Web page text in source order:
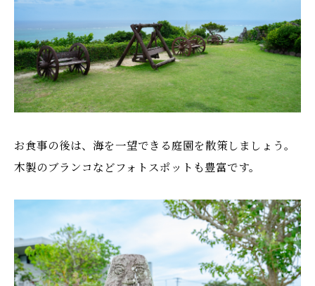
お食事の後は、海を一望できる庭園を散策しましょう。
木製のブランコなどフォトスポットも豊富です。